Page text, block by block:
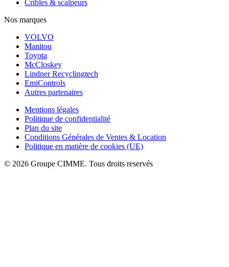
Cribles & scalpeurs
Nos marques
VOLVO
Manitou
Toyota
McCloskey
Lindner Recyclingtech
EmiControls
Autres partenaires
Mentions légales
Politique de confidentialité
Plan du site
Conditions Générales de Ventes & Location
Politique en matière de cookies (UE)
© 2026 Groupe CIMME. Tous droits reservés